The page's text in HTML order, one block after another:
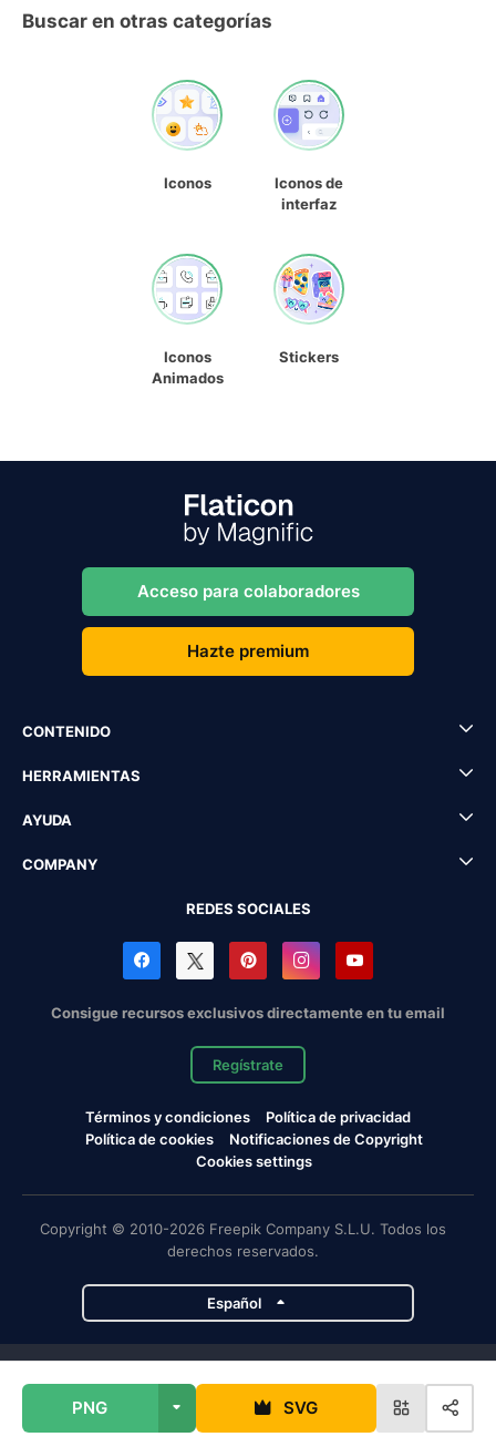
PNG SVG
Buscar en otras categorías
Iconos
Iconos de
interfaz
Iconos
Animados
Stickers
Acceso para colaboradores
Hazte premium
CONTENIDO
HERRAMIENTAS
AYUDA
COMPANY
REDES SOCIALES
Consigue recursos exclusivos directamente en tu email
Regístrate
Términos y condiciones
Política de privacidad
Política de cookies
Notificaciones de Copyright
Cookies settings
Copyright © 2010-2026 Freepik Company S.L.U. Todos los
derechos reservados.
Español